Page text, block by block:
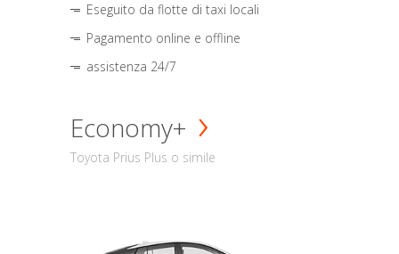
Eseguito da flotte di taxi locali
Pagamento online e offline
assistenza 24/7
Economy+
Toyota Prius Plus o simile